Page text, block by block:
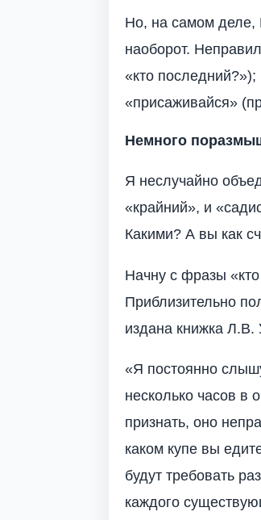
Но, на самом деле,
наоборот.
«кто последний?»);
«присаживайся»
Немного
Я неслучайно
«крайний», и
Какими? А вы как
Начну с фразы
Приблизительно
издана книжка Л.В.
«Я постоянно
несколько часов в
признать, оно
каком купе вы
будут требовать
каждого